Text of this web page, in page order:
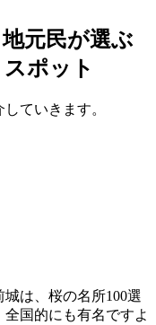
元民が選ぶ
ポット
ていきます。
は、桜の名所100選
国的にも有名ですよ